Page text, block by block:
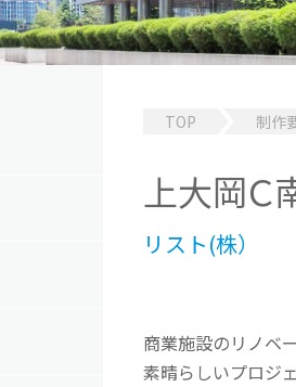
TOP 制作
上大岡Ｃ
リスト(株）
商業施設のリノベ
素晴らしいプロジ